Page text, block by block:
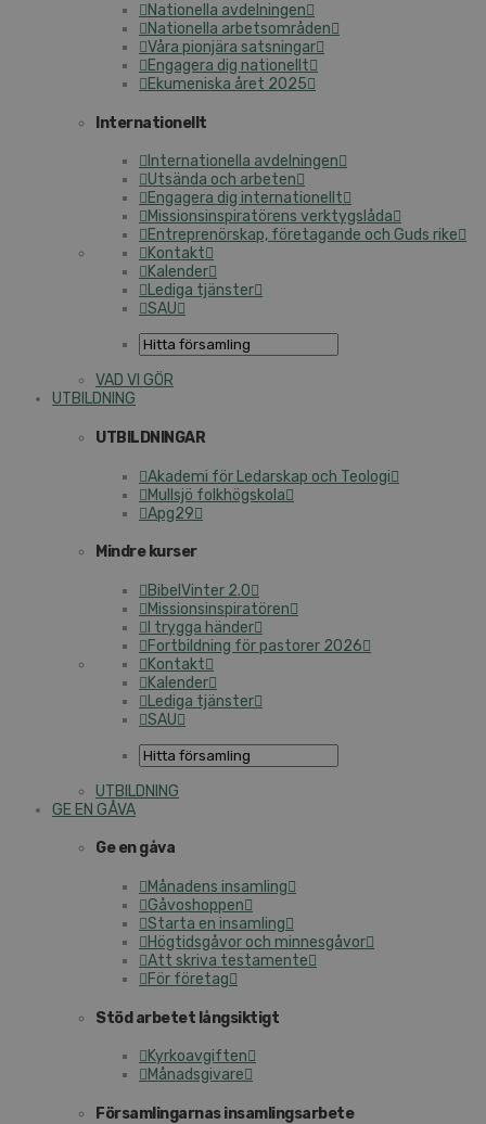
Na­tio­nel­la av­del­ning­en
Na­tio­nel­la ar­bets­om­rå­den
Våra pionjära sats­ning­ar
Engagera dig na­tio­nellt
Eku­me­nis­ka året 2025
In­ter­na­tio­nellt
In­ter­na­tio­nel­la av­del­ning­en
Utsända och arbeten
Engagera dig in­ter­na­tio­nellt
Mis­sions­in­spi­ra­tö­rens verk­tygs­lå­da
Ent­re­pre­nör­skap, fö­re­ta­gan­de och Guds rike
Kontakt
Kalender
Lediga tjänster
SAU
VAD VI GÖR
UT­BILD­NING
UT­BILD­NING­AR
Akademi för Ledarskap och Teologi
Mullsjö folk­hög­sko­la
Apg29
Mindre kurser
Bi­bel­Vin­ter 2.0
Mis­sions­in­spi­ra­tö­ren
I trygga händer
Fort­bild­ning för pastorer 2026
Kontakt
Kalender
Lediga tjänster
SAU
UT­BILD­NING
GE EN GÅVA
Ge en gåva
Månadens insamling
Gå­voshop­pen
Starta en insamling
Hög­tids­gå­vor och min­nes­gå­vor
Att skriva tes­ta­men­te
För företag
Stöd arbetet lång­sik­tigt
Kyr­ko­av­gif­ten
Må­nads­gi­va­re
För­sam­ling­ar­nas in­sam­lings­ar­be­te